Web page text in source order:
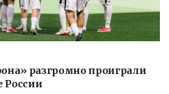
разгромно проиграли
России